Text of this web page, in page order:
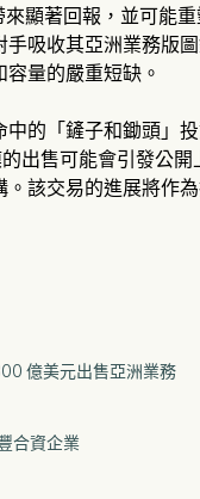
顯著回報，並可能
吸收其亞洲業務版
量的嚴重短缺。
的「鏟子和鋤頭」
出售可能會引發公
該交易的進展將作
億美元出售亞洲業務
合資企業